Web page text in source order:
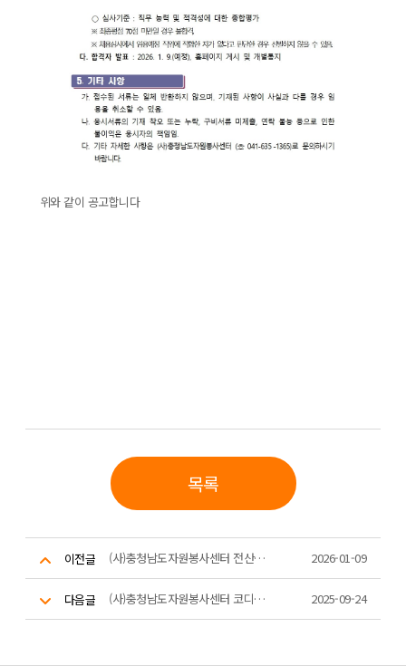
위와 같이 공고합니다
목록
이전글 (사)충청남도자원봉사센터 전산코디네이터 공개 채용 결과 공고 2026-01-09
다음글 (사)충청남도자원봉사센터 코디네이터(재난,교육) 공개 채용 결과 공고 2025-09-24